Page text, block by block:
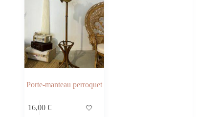
Porte-manteau perroquet
16,00 € 🤍